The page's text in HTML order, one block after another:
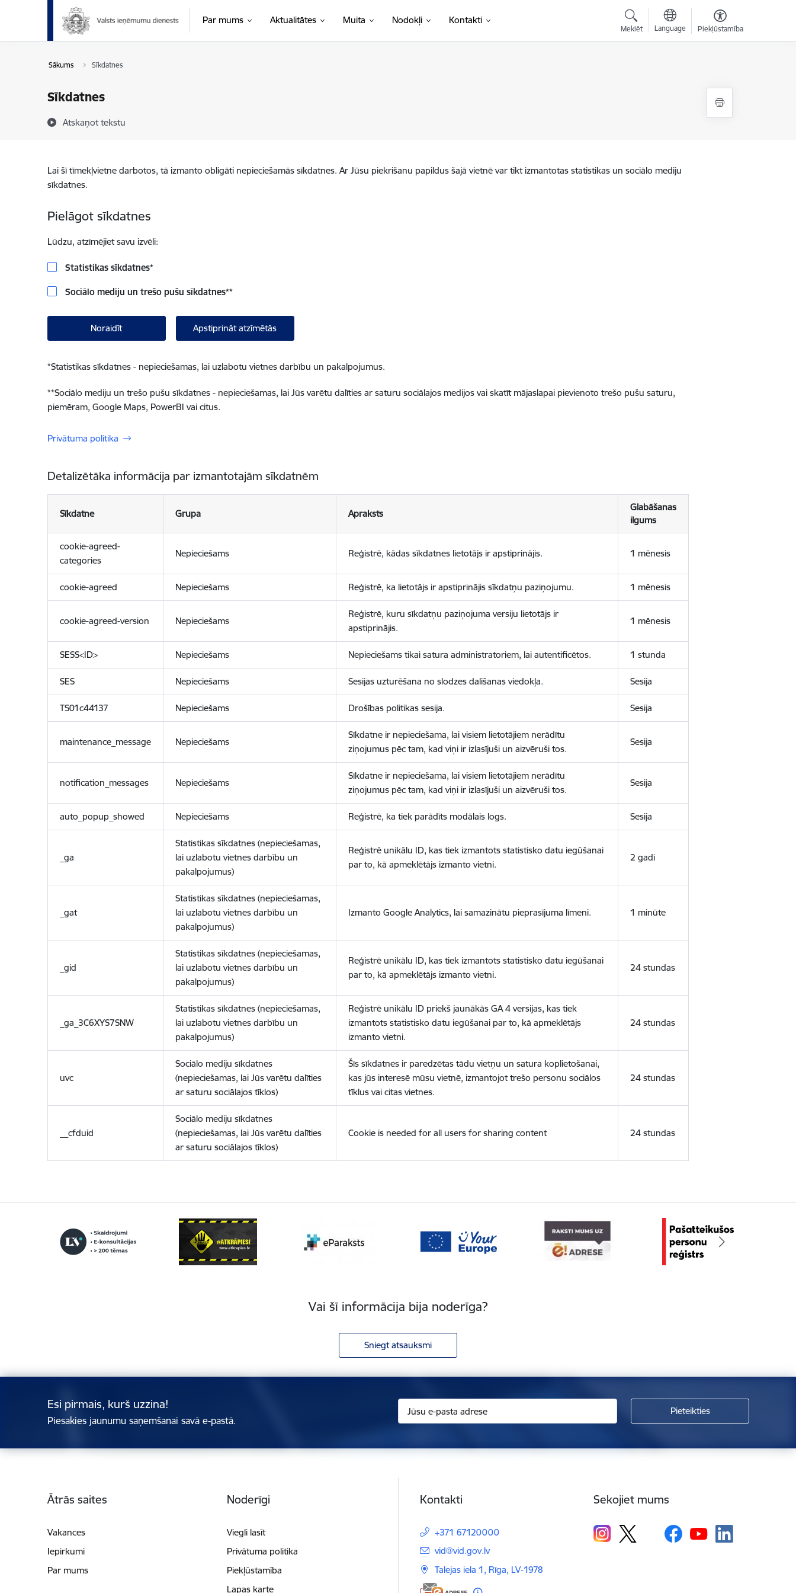
Pāriet uz lapas saturu
Par mums Aktualitātes Muita Nodokļi Kontakti
Meklēt Language Piekļūstamība
Sākums Sīkdatnes
Sīkdatnes
Atskaņot tekstu
Lai šī tīmekļvietne darbotos, tā izmanto obligāti nepieciešamās sīkdatnes. Ar Jūsu piekrišanu papildus šajā vietnē var tikt izmantotas statistikas un sociālo mediju
sīkdatnes.
Pielāgot sīkdatnes
Lūdzu, atzīmējiet savu izvēli:
Statistikas sīkdatnes*
Sociālo mediju un trešo pušu sīkdatnes**
Noraidīt Apstiprināt atzīmētās
*Statistikas sīkdatnes - nepieciešamas, lai uzlabotu vietnes darbību un pakalpojumus.
**Sociālo mediju un trešo pušu sīkdatnes - nepieciešamas, lai Jūs varētu dalīties ar saturu sociālajos medijos vai skatīt mājaslapai pievienoto trešo pušu saturu,
piemēram, Google Maps, PowerBI vai citus.
Privātuma politika
Detalizētāka informācija par izmantotajām sīkdatnēm
Sīkdatne Grupa Apraksts
Glabāšanas
ilgums
cookie-agreed-
categories
Nepieciešams Reģistrē, kādas sīkdatnes lietotājs ir apstiprinājis. 1 mēnesis
cookie-agreed Nepieciešams Reģistrē, ka lietotājs ir apstiprinājis sīkdatņu paziņojumu. 1 mēnesis
cookie-agreed-version Nepieciešams
Reģistrē, kuru sīkdatņu paziņojuma versiju lietotājs ir
apstiprinājis.
1 mēnesis
SESS<ID> Nepieciešams Nepieciešams tikai satura administratoriem, lai autentificētos. 1 stunda
SES Nepieciešams Sesijas uzturēšana no slodzes dalīšanas viedokļa. Sesija
TS01c44137 Nepieciešams Drošības politikas sesija. Sesija
maintenance_message Nepieciešams
Sīkdatne ir nepieciešama, lai visiem lietotājiem nerādītu
ziņojumus pēc tam, kad viņi ir izlasījuši un aizvēruši tos.
Sesija
notification_messages Nepieciešams
Sīkdatne ir nepieciešama, lai visiem lietotājiem nerādītu
ziņojumus pēc tam, kad viņi ir izlasījuši un aizvēruši tos.
Sesija
auto_popup_showed Nepieciešams Reģistrē, ka tiek parādīts modālais logs. Sesija
_ga
Statistikas sīkdatnes (nepieciešamas,
lai uzlabotu vietnes darbību un
pakalpojumus)
Reģistrē unikālu ID, kas tiek izmantots statistisko datu iegūšanai
par to, kā apmeklētājs izmanto vietni.
2 gadi
_gat
Statistikas sīkdatnes (nepieciešamas,
lai uzlabotu vietnes darbību un
pakalpojumus)
Izmanto Google Analytics, lai samazinātu pieprasījuma līmeni. 1 minūte
_gid
Statistikas sīkdatnes (nepieciešamas,
lai uzlabotu vietnes darbību un
pakalpojumus)
Reģistrē unikālu ID, kas tiek izmantots statistisko datu iegūšanai
par to, kā apmeklētājs izmanto vietni.
24 stundas
_ga_3C6XYS7SNW
Statistikas sīkdatnes (nepieciešamas,
lai uzlabotu vietnes darbību un
pakalpojumus)
Reģistrē unikālu ID priekš jaunākās GA 4 versijas, kas tiek
izmantots statistisko datu iegūšanai par to, kā apmeklētājs
izmanto vietni.
24 stundas
uvc
Sociālo mediju sīkdatnes
(nepieciešamas, lai Jūs varētu dalīties
ar saturu sociālajos tīklos)
Šīs sīkdatnes ir paredzētas tādu vietņu un satura koplietošanai,
kas jūs interesē mūsu vietnē, izmantojot trešo personu sociālos
tīklus vai citas vietnes.
24 stundas
__cfduid
Sociālo mediju sīkdatnes
(nepieciešamas, lai Jūs varētu dalīties
ar saturu sociālajos tīklos)
Cookie is needed for all users for sharing content 24 stundas
Vai šī informācija bija noderīga?
Sniegt atsauksmi
Esi pirmais, kurš uzzina!
Piesakies jaunumu saņemšanai savā e-pastā.
Ātrās saites
Vakances
Iepirkumi
Par mums
Noderīgi
Viegli lasīt
Privātuma politika
Piekļūstamība
Lapas karte
Kontakti
+371 67120000
E-pasts:
vid@vid.gov.lv
Talejas iela 1, Rīga, LV-1978
Sekojiet mums